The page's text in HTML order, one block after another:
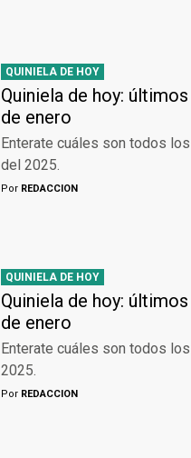
QUINIELA DE HOY
Quiniela de hoy:
de enero
Enterate cuáles son todos
del 2025.
Por REDACCION
QUINIELA DE HOY
Quiniela de hoy:
de enero
Enterate cuáles son todos
2025.
Por REDACCION